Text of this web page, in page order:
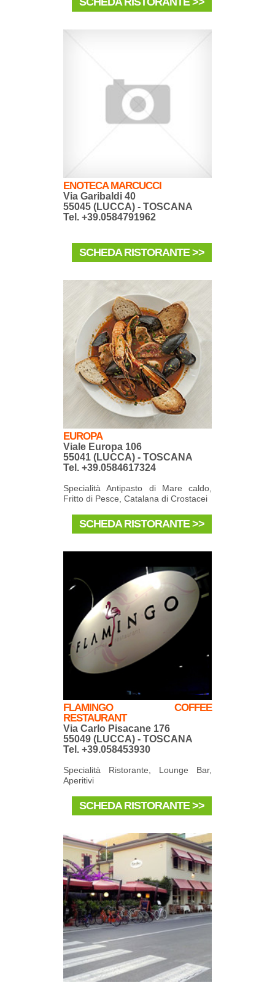
ENOTECA MARCUCCI
Via Garibaldi 40
55045 (LUCCA) - TOSCANA
Tel. +39.0584791962
SCHEDA RISTORANTE >>
EUROPA
Viale Europa 106
55041 (LUCCA) - TOSCANA
Tel. +39.0584617324
Specialità Antipasto di Mare caldo,
Fritto di Pesce, Catalana di Crostacei
SCHEDA RISTORANTE >>
FLAMINGO COFFEE
RESTAURANT
Via Carlo Pisacane 176
55049 (LUCCA) - TOSCANA
Tel. +39.058453930
Specialità Ristorante, Lounge Bar,
Aperitivi
SCHEDA RISTORANTE >>